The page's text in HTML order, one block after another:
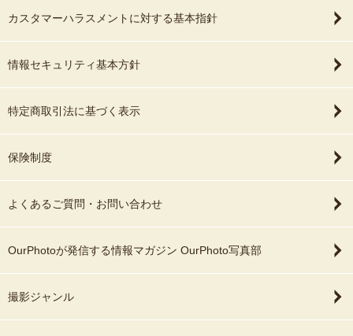
カスタマーハラスメントに対する基本指針
情報セキュリティ基本方針
特定商取引法に基づく表示
保険制度
よくあるご質問・お問い合わせ
OurPhotoが発信する情報マガジン OurPhoto写真部
撮影ジャンル